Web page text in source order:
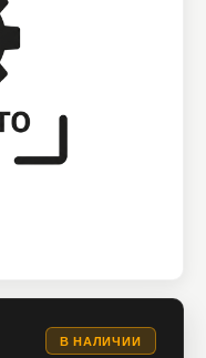
В НАЛИЧИИ